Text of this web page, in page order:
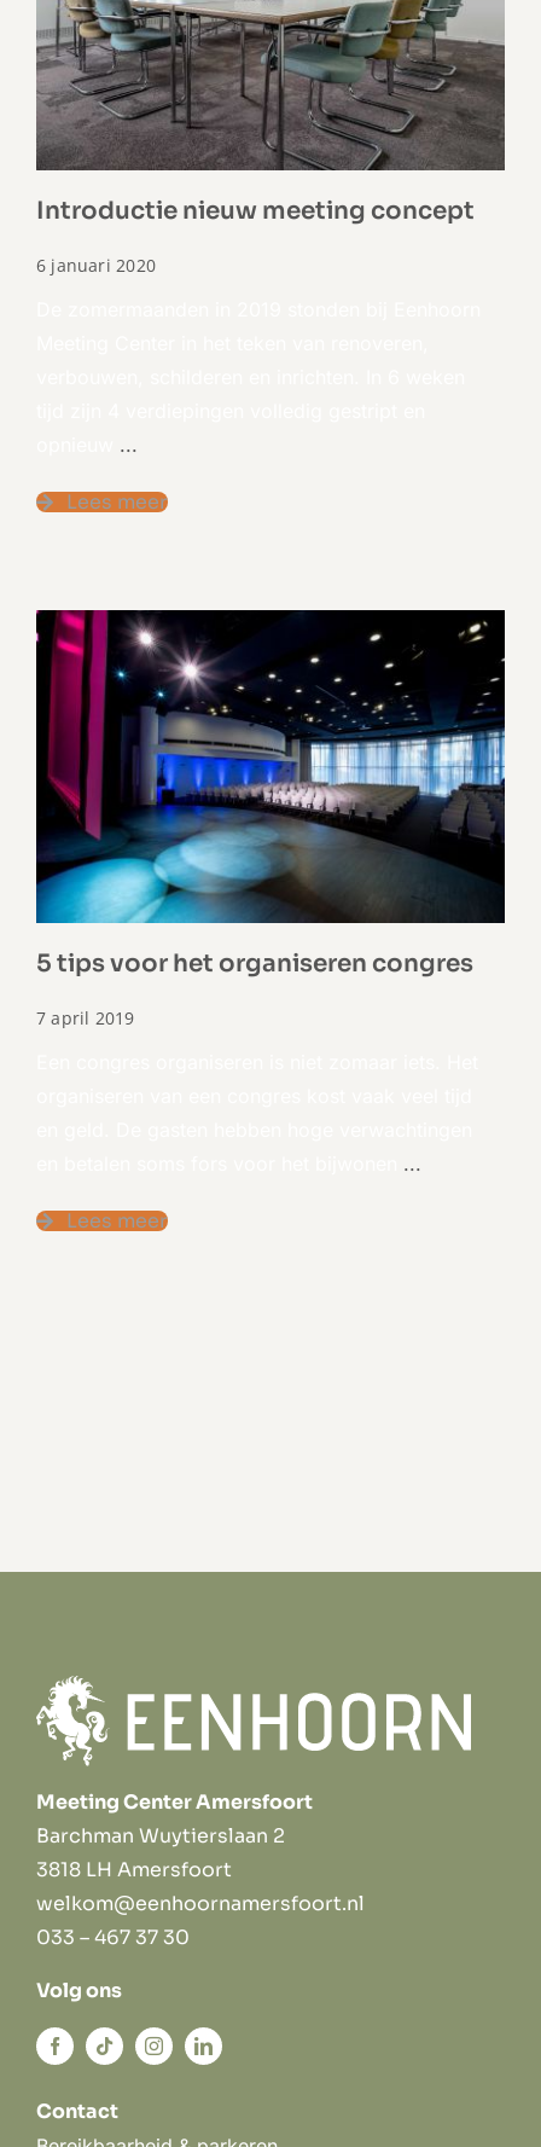
Introductie nieuw meeting concept
6 januari 2020
...
Lees meer
5 tips voor het organiseren congres
7 april 2019
...
Lees meer
Contact
Meeting Center Amersfoort
Barchman Wuytierslaan 2
3818 LH Amersfoort
welkom@eenhoornamersfoort.nl
033 – 467 37 30
Volg ons